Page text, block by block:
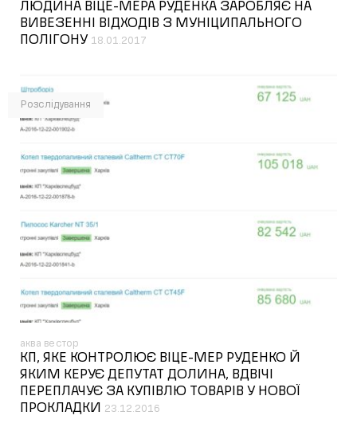
ЛЮДИНА ВІЦЕ-МЕРА РУДЕНКА ЗАРОБЛЯЄ НА
ВИВЕЗЕННІ ВІДХОДІВ З МУНІЦИПАЛЬНОГО
ПОЛІГОНУ 18.01.2017
Розслідування
аква вестор
КП, ЯКЕ КОНТРОЛЮЄ ВІЦЕ-МЕР РУДЕНКО Й
ЯКИМ КЕРУЄ ДЕПУТАТ ДОЛИНА, ВДВІЧІ
ПЕРЕПЛАЧУЄ ЗА КУПІВЛЮ ТОВАРІВ У НОВОЇ
ПРОКЛАДКИ 23.12.2016